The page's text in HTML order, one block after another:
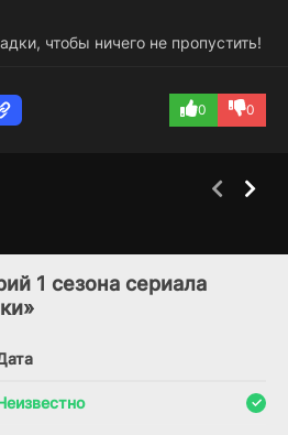
чтобы ничего не пропустить!
0 0
1 сезона сериала